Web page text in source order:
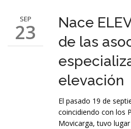
SEP
23
Nace
de las
elevación
El pasado 19 de
coincidiendo con los
Movicarga, tuvo